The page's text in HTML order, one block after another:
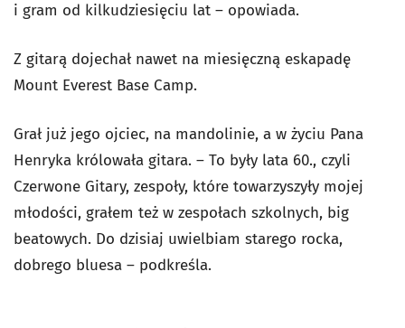
i gram od kilkudziesięciu lat – opowiada.
Z gitarą dojechał nawet na miesięczną eskapadę
Mount Everest Base Camp.
Grał już jego ojciec, na mandolinie, a w życiu Pana
Henryka królowała gitara. – To były lata 60., czyli
Czerwone Gitary, zespoły, które towarzyszyły mojej
młodości, grałem też w zespołach szkolnych, big
beatowych. Do dzisiaj uwielbiam starego rocka,
dobrego bluesa – podkreśla.